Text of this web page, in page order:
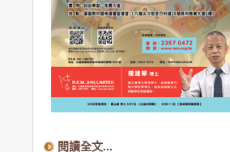
閱讀全文...